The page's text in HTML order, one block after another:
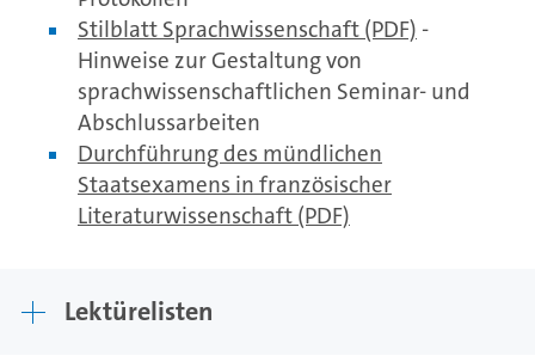
Stilblatt Sprachwissenschaft (PDF) -
Hinweise zur Gestaltung von
sprachwissenschaftlichen Seminar- und
Abschlussarbeiten
Durchführung des mündlichen
Staatsexamens in französischer
Literaturwissenschaft (PDF)
Lektürelisten